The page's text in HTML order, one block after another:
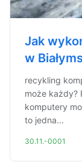
Jak
w
recykling
może każdy?
komputery
to jedna...
30.11.-0001